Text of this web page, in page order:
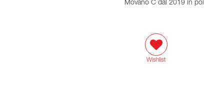
Movano C dal 2019 in poi
Wishlist